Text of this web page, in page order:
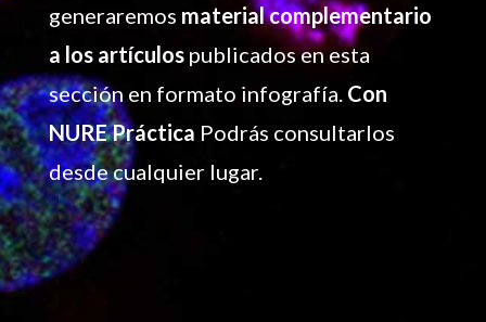
generaremos material complementario
a los artículospublicados en esta
sección en formato infografía. Con
NURE Práctica Podrás consultarlos
desde cualquier lugar.